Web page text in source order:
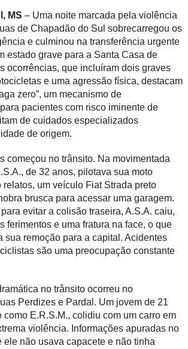
MS – Uma noite marcada pela violência
de Chapadão do Sul sobrecarregou os
e culminou na transferência urgente
estado grave para a Santa Casa de
ocorrências, que incluíram dois graves
e uma agressão física, destacam
zero”, um mecanismo de
pacientes com risco iminente de
de cuidados especializados
de origem.
começou no trânsito. Na movimentada
de 32 anos, pilotava sua moto
um veículo Fiat Strada preto
brusca para acessar uma garagem.
evitar a colisão traseira, A.S.A. caiu,
ferimentos e uma fratura na face, o que
sua remoção para a capital. Acidentes
são uma preocupação constante
no trânsito ocorreu no
Perdizes e Pardal. Um jovem de 21
como E.R.S.M., colidiu com um carro em
violência. Informações apuradas no
ele não usava capacete e não tinha